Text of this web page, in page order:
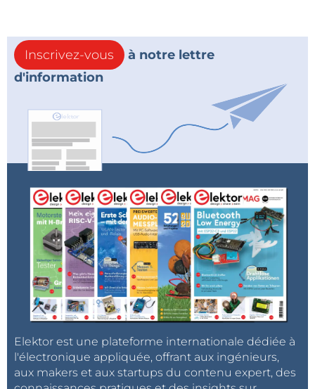
Inscrivez-vous
à notre lettre
d'information
Elektor est une plateforme internationale dédiée à
l'électronique appliquée, offrant aux ingénieurs,
aux makers et aux startups du contenu expert, des